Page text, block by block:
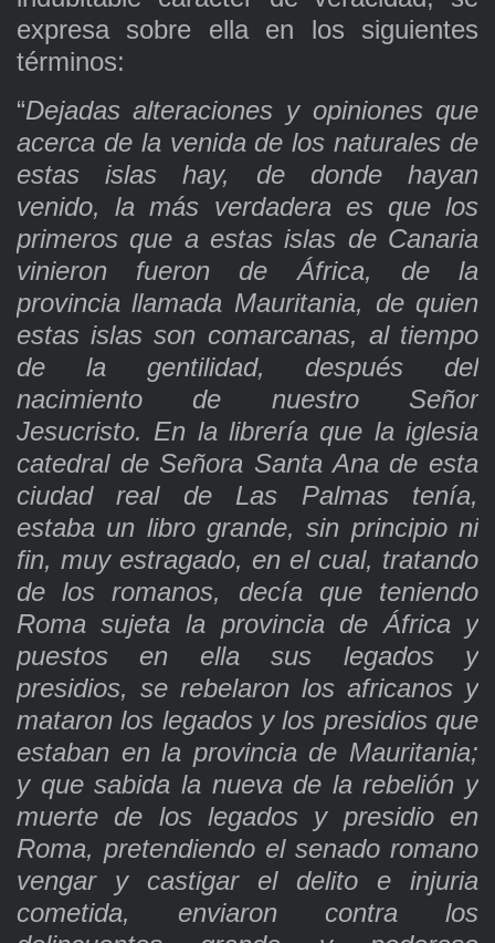
expresa sobre ella en los siguientes
términos:
“Dejadas alteraciones y opiniones que
acerca de la venida de los naturales de
estas islas hay, de donde hayan
venido, la más verdadera es que los
primeros que a estas islas de Canaria
vinieron fueron de África, de la
provincia llamada Mauritania, de quien
estas islas son comarcanas, al tiempo
de la gentilidad, después del
nacimiento de nuestro Señor
Jesucristo. En la librería que la iglesia
catedral de Señora Santa Ana de esta
ciudad real de Las Palmas tenía,
estaba un libro grande, sin principio ni
fin, muy estragado, en el cual, tratando
de los romanos, decía que teniendo
Roma sujeta la provincia de África y
puestos en ella sus legados y
presidios, se rebelaron los africanos y
mataron los legados y los presidios que
estaban en la provincia de Mauritania;
y que sabida la nueva de la rebelión y
muerte de los legados y presidio en
Roma, pretendiendo el senado romano
vengar y castigar el delito e injuria
cometida, enviaron contra los